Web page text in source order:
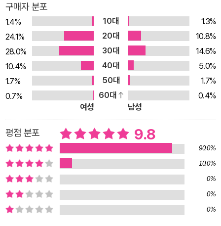
구매자 분포
1.4% 10대
1.3%
24.1%
20대
10.8%
28.0%
30대
14.6%
10.4%
40대
5.0%
1.7%
50대
1.7%
0.7%
60대
0.4%
여성
남성
평점 분포 9.8
90.0%
10.0%
0%
0%
0%